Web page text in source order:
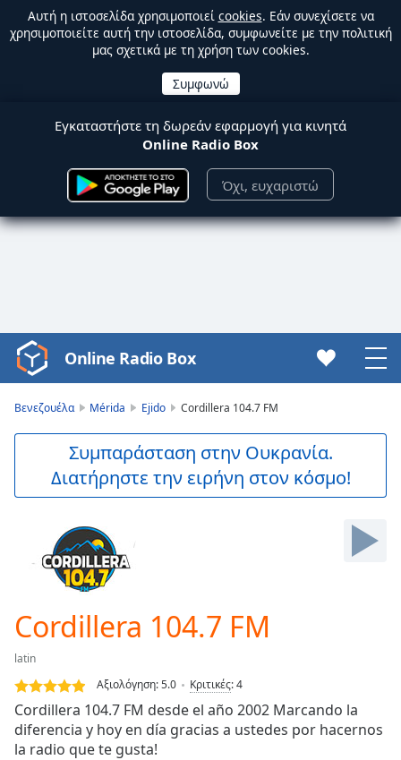
Αυτή η ιστοσελίδα χρησιμοποιεί cookies. Εάν συνεχίσετε να
χρησιμοποιείτε αυτή την ιστοσελίδα, συμφωνείτε με την πολιτική
μας σχετικά με τη χρήση των cookies.
Εγκαταστήστε τη δωρεάν εφαρμογή για κινητά
Online Radio Box
Όχι, ευχαριστώ
Video
Player
Skip
Mute
Loaded
0.00%
Stream
TypeLIVE
Seek to
Online Radio Box
Βενεζουέλα Mérida Ejido Cordillera 104.7 FM
Συμπαράσταση στην Ουκρανία.
Διατήρηστε την ειρήνη στον κόσμο!
Cordillera 104.7 FM
latin
Αξιολόγηση:5.0 Κριτικές:4
Cordillera 104.7 FM desde el año 2002 Marcando la
diferencia y hoy en día gracias a ustedes por hacernos
la radio que te gusta!